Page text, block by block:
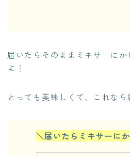
届いたらそのままミキサーに
よ！
とっても美味しくて、これなら
＼届いたらミキサーに